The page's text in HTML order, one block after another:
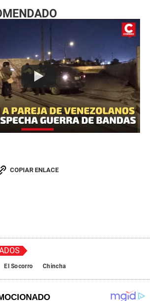
COPIAR ENLACE
El Socorro Chincha